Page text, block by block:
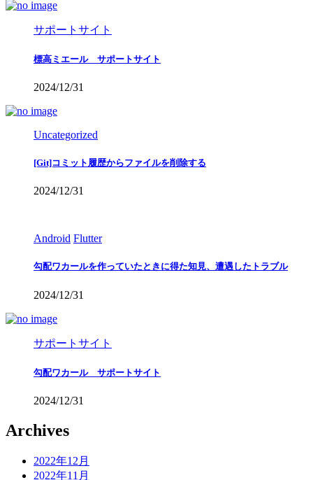
サポートサイト
標高ミエール サポートサイト
2024/12/31
Uncategorized
[Git]コミット履歴からファイルを削除する
2024/12/31
Android Flutter
勾配ワカールを作っていたときに得た知見、遭遇したトラブル
2024/12/31
サポートサイト
勾配ワカール サポートサイト
2024/12/31
Archives
2022年12月
2022年11月